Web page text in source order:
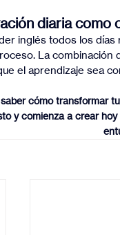
diaria
inglés todos los
La
el aprendizaje sea
cómo transformar
y comienza a crear